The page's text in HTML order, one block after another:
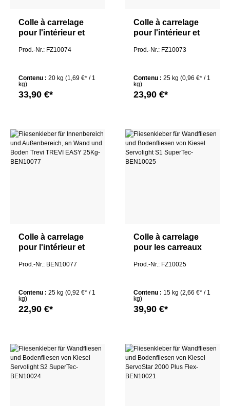
Colle à carrelage
pour l'intérieur et
et au sol Trevi Light
Prod.-Nr.: FZ10074
Contenu : 20 kg (1,69 €* / 1
kg)
33,90 €*
Colle à carrelage
pour l'intérieur et
et au sol Trevi Pro
Prod.-Nr.: FZ10073
Contenu : 25 kg (0,96 €* / 1
kg)
23,90 €*
Colle à carrelage
pour l'intérieur et
et au sol Trevi
Prod.-Nr.: BEN10077
Contenu : 25 kg (0,92 €* / 1
kg)
22,90 €*
Colle à carrelage
pour les carreaux
Kiesel Servolight
Prod.-Nr.: FZ10025
Contenu : 15 kg (2,66 €* / 1
kg)
39,90 €*